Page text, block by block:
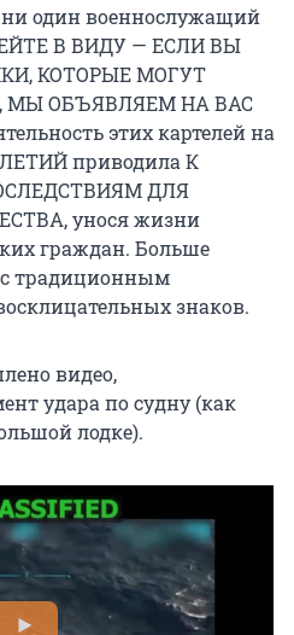
ни один военнослужащий
В ВИДУ — ЕСЛИ ВЫ
КОТОРЫЕ МОГУТ
МЫ ОБЪЯВЛЯЕМ НА ВАС
этих картелей на
приводила К
ДЛЯ
унося жизни
граждан. Больше
традиционным
знаков.
видео,
удара по судну (как
лодке).